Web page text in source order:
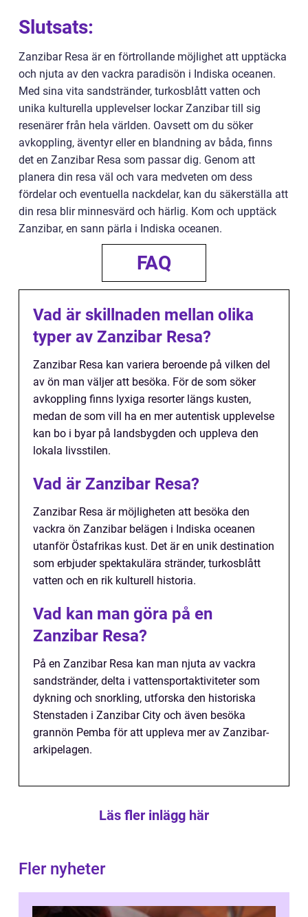
Slutsats:
Zanzibar Resa är en förtrollande möjlighet att upptäcka
och njuta av den vackra paradisön i Indiska oceanen.
Med sina vita sandstränder, turkosblått vatten och
unika kulturella upplevelser lockar Zanzibar till sig
resenärer från hela världen. Oavsett om du söker
avkoppling, äventyr eller en blandning av båda, finns
det en Zanzibar Resa som passar dig. Genom att
planera din resa väl och vara medveten om dess
fördelar och eventuella nackdelar, kan du säkerställa att
din resa blir minnesvärd och härlig. Kom och upptäck
Zanzibar, en sann pärla i Indiska oceanen.
FAQ
Vad är skillnaden mellan olika
typer av Zanzibar Resa?
Zanzibar Resa kan variera beroende på vilken del
av ön man väljer att besöka. För de som söker
avkoppling finns lyxiga resorter längs kusten,
medan de som vill ha en mer autentisk upplevelse
kan bo i byar på landsbygden och uppleva den
lokala livsstilen.
Vad är Zanzibar Resa?
Zanzibar Resa är möjligheten att besöka den
vackra ön Zanzibar belägen i Indiska oceanen
utanför Östafrikas kust. Det är en unik destination
som erbjuder spektakulära stränder, turkosblått
vatten och en rik kulturell historia.
Vad kan man göra på en
Zanzibar Resa?
På en Zanzibar Resa kan man njuta av vackra
sandstränder, delta i vattensportaktiviteter som
dykning och snorkling, utforska den historiska
Stenstaden i Zanzibar City och även besöka
grannön Pemba för att uppleva mer av Zanzibar-
arkipelagen.
Läs fler inlägg här
Fler nyheter